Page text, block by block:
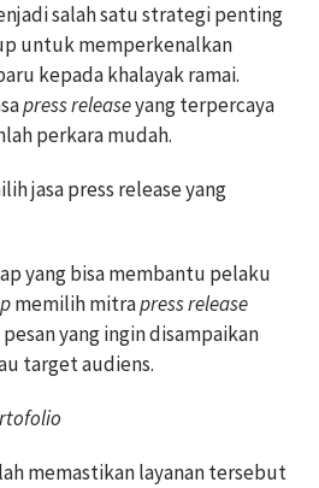
salah satu strategi penting
untuk memperkenalkan
kepada khalayak ramai.
press releaseyang terpercaya
perkara mudah.
jasa press release yang
yang bisa membantu pelaku
memilih mitrapress release
yang ingin disampaikan
target audiens.
memastikan layanan tersebut